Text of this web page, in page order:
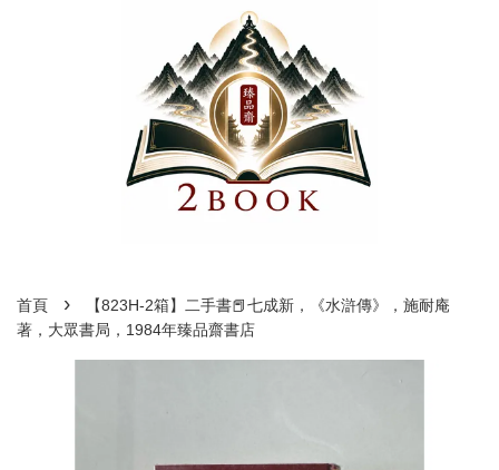
首頁 ›
【823H-2箱】二手書📕七成新，《水滸傳》，施耐庵
著，大眾書局，1984年臻品齋書店